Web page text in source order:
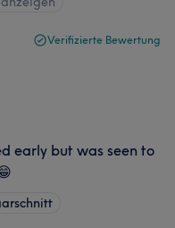
Verifizierte Bewertung
early but was seen to